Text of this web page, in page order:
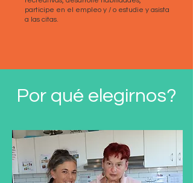
participe en el empleo y / o estudie y asista
a las citas.
Por qué elegirnos?